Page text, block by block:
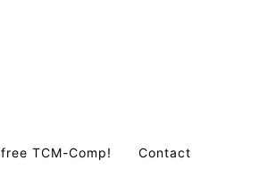
free TCM-Comp! Contact